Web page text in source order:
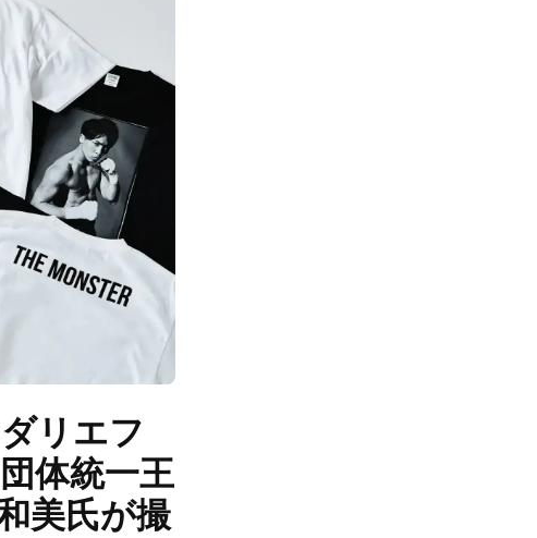
リエフ
体統一王
美氏が撮